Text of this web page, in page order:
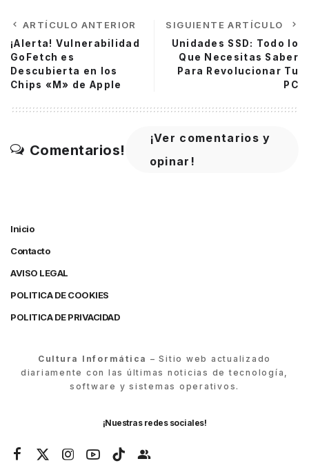
ARTÍCULO ANTERIOR
¡Alerta! Vulnerabilidad
GoFetch es
Descubierta en los
Chips «M» de Apple
SIGUIENTE ARTÍCULO
Unidades SSD: Todo lo
Que Necesitas Saber
Para Revolucionar Tu
PC
Comentarios!
¡Ver comentarios y
opinar!
Inicio
Contacto
AVISO LEGAL
POLITICA DE COOKIES
POLITICA DE PRIVACIDAD
Cultura Informática – Sitio web actualizado
diariamente con las últimas noticias de tecnología,
software y sistemas operativos.
¡Nuestras redes sociales!